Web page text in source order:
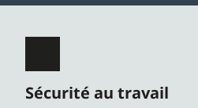
Sécurité au travail